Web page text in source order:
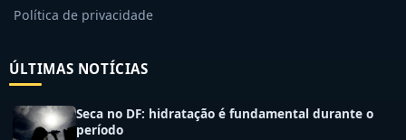
Política de privacidade
ÚLTIMAS NOTÍCIAS
Seca no DF: hidratação é fundamental durante o
período